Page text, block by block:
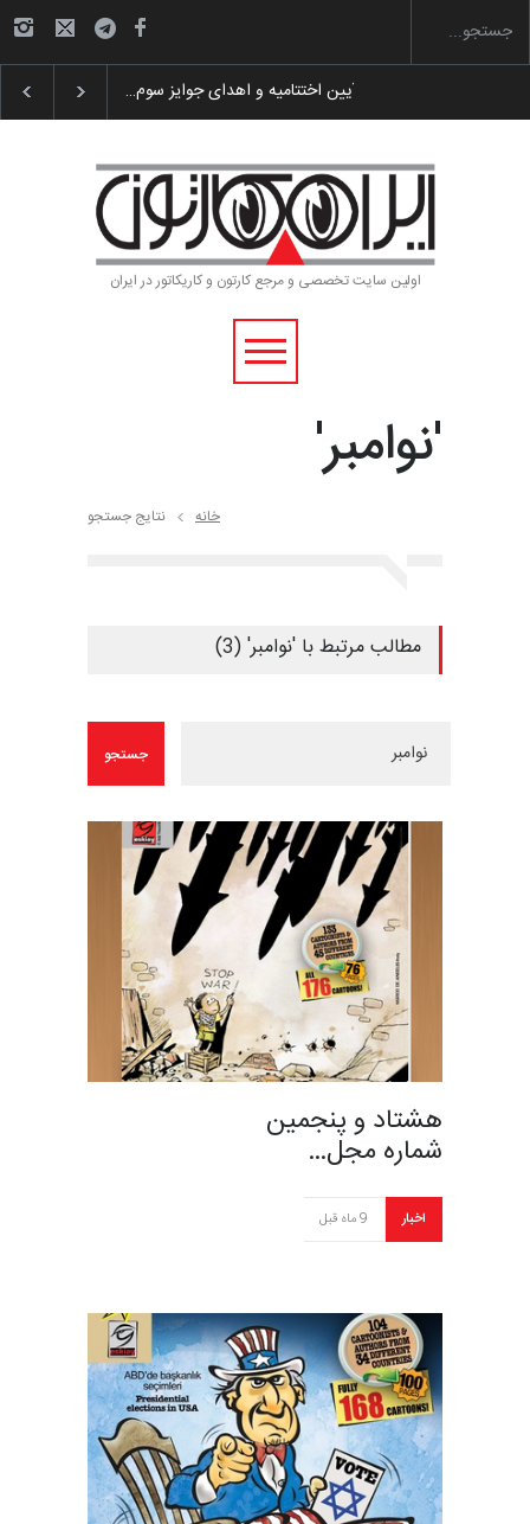
گزارش تصویری آیین اختتامیه و اهدای جوایز سوم…
اولین سایت تخصصی و مرجع کارتون و کاریکاتور در ایران
'نوامبر'
خانه نتایج جستجو
مطالب مرتبط با 'نوامبر' (3)
هشتاد و پنجمین
شماره مجل…
اخبار 9 ماه قبل